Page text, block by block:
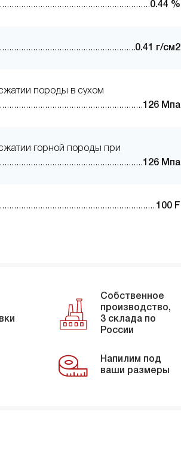
0.44 %
0.41 г/см2
породы в сухом
126 Мпа
горной породы при
126 Мпа
100 F
Собственное
производство,
3 склада по
России
Напилим под
ваши размеры